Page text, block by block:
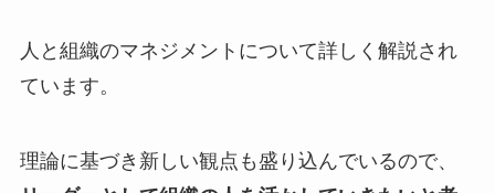
人と組織のマネジメントについて詳しく解説され
ています。
理論に基づき新しい観点も盛り込んでいるので、